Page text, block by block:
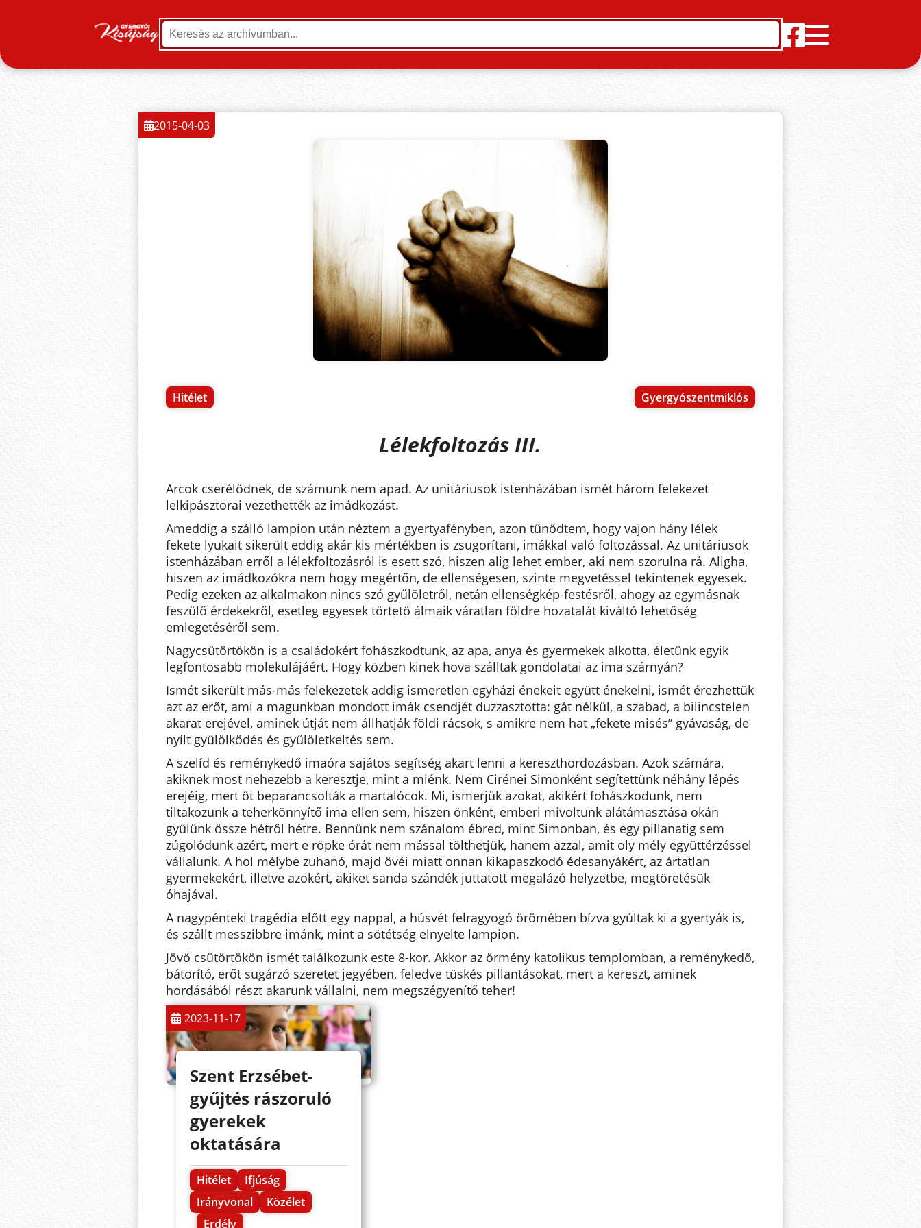
Hitélet Gyergyószentmiklós
2015-04-03
Lélekfoltozás III.
Arcok cserélődnek, de számunk nem apad. Az unitáriusok istenházában ismét három felekezet
lelkipásztorai vezethették az imádkozást.
Ameddig a szálló lampion után néztem a gyertyafényben, azon tűnődtem, hogy vajon hány lélek
fekete lyukait sikerült eddig akár kis mértékben is zsugorítani, imákkal való foltozással. Az unitáriusok
istenházában erről a lélekfoltozásról is esett szó, hiszen alig lehet ember, aki nem szorulna rá. Aligha,
hiszen az imádkozókra nem hogy megértőn, de ellenségesen, szinte megvetéssel tekintenek egyesek.
Pedig ezeken az alkalmakon nincs szó gyűlöletről, netán ellenségkép-festésről, ahogy az egymásnak
feszülő érdekekről, esetleg egyesek törtető álmaik váratlan földre hozatalát kiváltó lehetőség
emlegetéséről sem.
Nagycsütörtökön is a családokért fohászkodtunk, az apa, anya és gyermekek alkotta, életünk egyik
legfontosabb molekulájáért. Hogy közben kinek hova szálltak gondolatai az ima szárnyán?
Ismét sikerült más-más felekezetek addig ismeretlen egyházi énekeit együtt énekelni, ismét érezhettük
azt az erőt, ami a magunkban mondott imák csendjét duzzasztotta: gát nélkül, a szabad, a bilincstelen
akarat erejével, aminek útját nem állhatják földi rácsok, s amikre nem hat „fekete misés” gyávaság, de
nyílt gyűlölködés és gyűlöletkeltés sem.
A szelíd és reménykedő imaóra sajátos segítség akart lenni a kereszthordozásban. Azok számára,
akiknek most nehezebb a keresztje, mint a miénk. Nem Cirénei Simonként segítettünk néhány lépés
erejéig, mert őt beparancsolták a martalócok. Mi, ismerjük azokat, akikért fohászkodunk, nem
tiltakozunk a teherkönnyítő ima ellen sem, hiszen önként, emberi mivoltunk alátámasztása okán
gyűlünk össze hétről hétre. Bennünk nem szánalom ébred, mint Simonban, és egy pillanatig sem
zúgolódunk azért, mert e röpke órát nem mással tölthetjük, hanem azzal, amit oly mély együttérzéssel
vállalunk. A hol mélybe zuhanó, majd övéi miatt onnan kikapaszkodó édesanyákért, az ártatlan
gyermekekért, illetve azokért, akiket sanda szándék juttatott megalázó helyzetbe, megtöretésük
óhajával.
A nagypénteki tragédia előtt egy nappal, a húsvét felragyogó örömében bízva gyúltak ki a gyertyák is,
és szállt messzibbre imánk, mint a sötétség elnyelte lampion.
Jövő csütörtökön ismét találkozunk este 8-kor. Akkor az örmény katolikus templomban, a reménykedő,
bátorító, erőt sugárzó szeretet jegyében, feledve tüskés pillantásokat, mert a kereszt, aminek
hordásából részt akarunk vállalni, nem megszégyenítő teher!
2023-11-17
Szent Erzsébet-
gyűjtés rászoruló
gyerekek
oktatására
Hitélet
Ifjúság
Irányvonal
Közélet
Erdély